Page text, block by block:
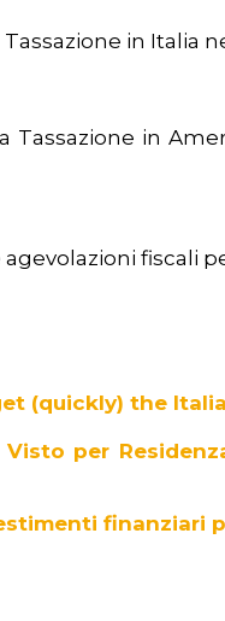
in Italia
Tassazione in
fiscali
(quickly) the
per
finanziari